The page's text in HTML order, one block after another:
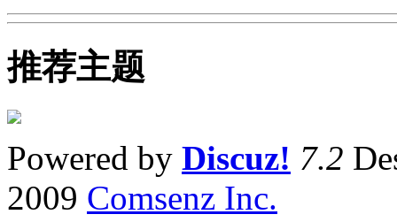
推荐主题
Powered by Discuz! 7.2
2009 Comsenz Inc.